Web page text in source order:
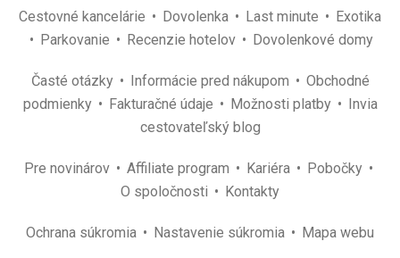
Cestovné kancelárie Dovolenka Last minute
Exotika
Parkovanie
Recenzie hotelov Dovolenkové domy
Časté otázky Informácie pred nákupom
Obchodné
podmienky
Fakturačné údaje Možnosti platby
Invia
cestovateľský blog
Pre novinárov Affiliate program Kariéra
Pobočky
O spoločnosti
Kontakty
Ochrana súkromia Nastavenie súkromia Mapa webu